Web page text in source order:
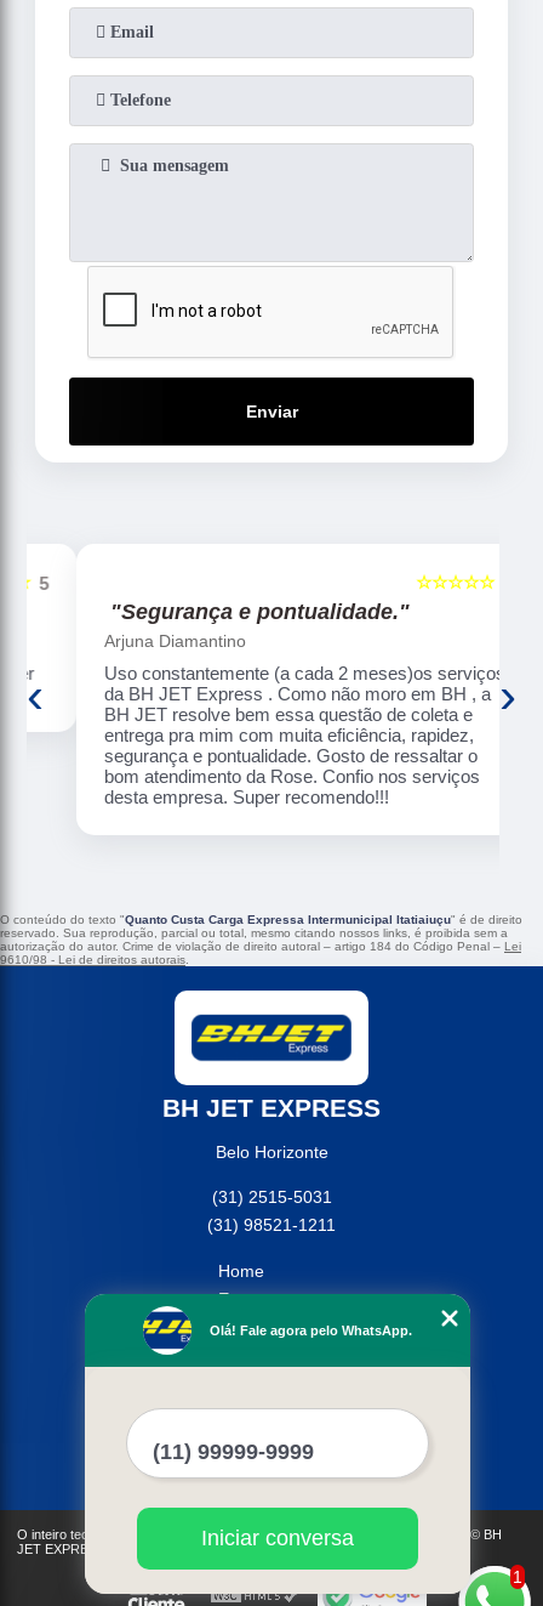
Enviar
5
☆☆☆☆☆
"Segurança e pontualidade."
Arjuna Diamantino
Uso constantemente (a cada 2 meses)os serviços
da BH JET Express . Como não moro em BH , a
BH JET resolve bem essa questão de coleta e
entrega pra mim com muita eficiência, rapidez,
segurança e pontualidade. Gosto de ressaltar o
bom atendimento da Rose. Confio nos serviços
desta empresa. Super recomendo!!!
‹ ›
O conteúdo do texto "Quanto Custa Carga Expressa Intermunicipal Itatiaiuçu" é de direito
reservado. Sua reprodução, parcial ou total, mesmo citando nossos links, é proibida sem a
autorização do autor. Crime de violação de direito autoral – artigo 184 do Código Penal – Lei
9610/98 - Lei de direitos autorais
BH JET EXPRESS
Belo Horizonte
(31) 2515-5031
(31) 98521-1211
Home
Empresa
Missão
Mapa do site
O inteiro teor deste site está sujeito à proteção de direitos autorais. Copyright© BH
JET EXPRESS (Lei 9610 de 19/02/1998)
1
Olá! Fale agora pelo WhatsApp.
Iniciar conversa